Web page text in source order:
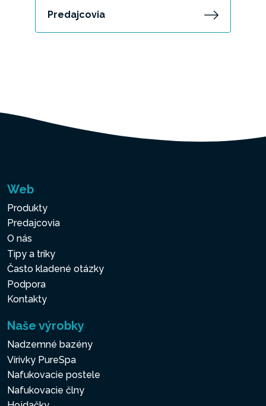
Predajcovia
Web
Produkty
Predajcovia
O nás
Tipy a triky
Často kladené otázky
Podpora
Kontakty
Naše výrobky
Nadzemné bazény
Vírivky PureSpa
Nafukovacie postele
Nafukovacie člny